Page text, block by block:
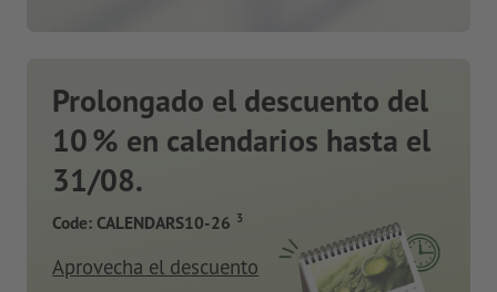
Prolongado el descuento del
10 % en calendarios hasta el
31/08.
Code: CALENDARS10-26 3
Aprovecha el descuento